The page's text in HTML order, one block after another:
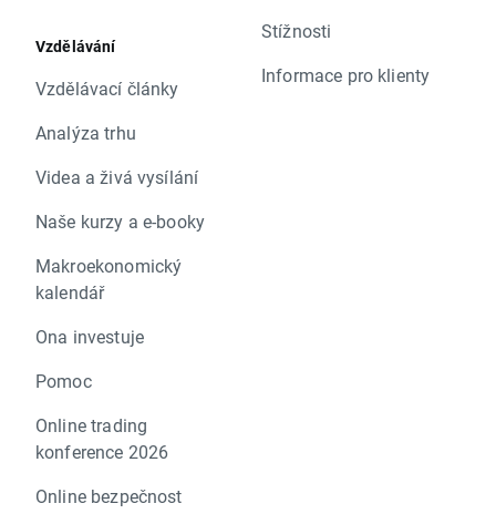
Vzdělávání
Vzdělávací články
Analýza trhu
Videa a živá vysílání
Naše kurzy a e-booky
Makroekonomický
kalendář
Ona investuje
Pomoc
Online trading
konference 2026
Online bezpečnost
Stížnosti
Informace pro klienty